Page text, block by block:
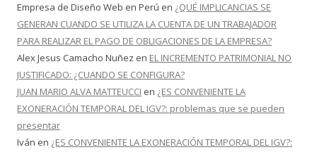
Empresa de Diseño Web en Perú en ¿QUÉ IMPLICANCIAS SE
GENERAN CUANDO SE UTILIZA LA CUENTA DE UN TRABAJADOR
PARA REALIZAR EL PAGO DE OBLIGACIONES DE LA EMPRESA?
Alex Jesus Camacho Nuñez en EL INCREMENTO PATRIMONIAL NO
JUSTIFICADO: ¿CUANDO SE CONFIGURA?
JUAN MARIO ALVA MATTEUCCI en ¿ES CONVENIENTE LA
EXONERACIÓN TEMPORAL DEL IGV?: problemas que se pueden
presentar
Iván en ¿ES CONVENIENTE LA EXONERACIÓN TEMPORAL DEL IGV?: